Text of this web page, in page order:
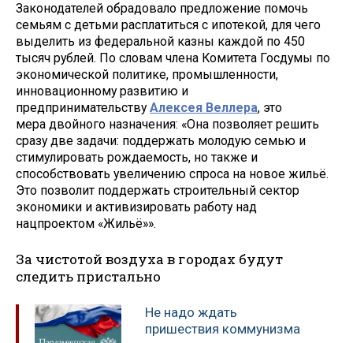
Законодателей обрадовало предложение помочь
семьям с детьми расплатиться с ипотекой, для чего
выделить из федеральной казны каждой по 450
тысяч рублей. По словам члена Комитета Госдумы по
экономической политике, промышленности,
инновационному развитию и
предпринимательству Алексея Веллера, это
мера двойного назначения: «Она позволяет решить
сразу две задачи: поддержать молодую семью и
стимулировать рождаемость, но также и
способствовать увеличению спроса на новое жильё.
Это позволит поддержать строительный сектор
экономики и активизировать работу над
нацпроектом «Жильё»».
За чистотой воздуха в городах будут
следить пристально
Не надо ждать
пришествия коммунизма